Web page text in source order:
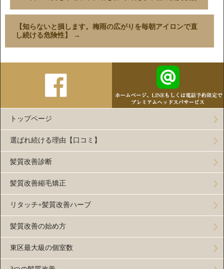
【知らないと損します。梅雨の広がりを毎朝アイロンで直
し続ける危険性】
→
トップページ
選ばれ続ける理由【口コミ】
髪質改善診断
髪質改善縮毛矯正
リタッチ+髪質改善ハーブ
髪質改善の始め方
東区最大級の個室数